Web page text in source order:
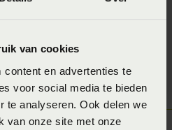
van cookies
en advertenties te
voor social media te bieden
te analyseren. Ook delen we
van onze site met onze